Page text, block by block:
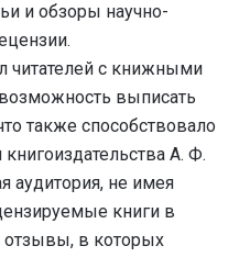
и обзоры научно-
читателей с книжными
выписать
также способствовало
А. Ф.
аудитория, не имея
книги в
отзывы, в которых